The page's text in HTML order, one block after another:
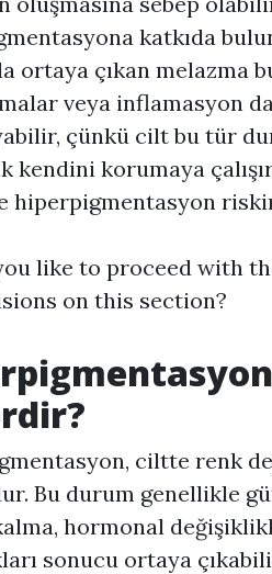
katkıda
ortaya çıkan
veya inflamasyon
çünkü cilt bu tür
kendini korumaya
hiperpigmentasyon
like to proceed with
on this section?
, ciltte renk
Bu durum genellikle
hormonal
sonucu ortaya